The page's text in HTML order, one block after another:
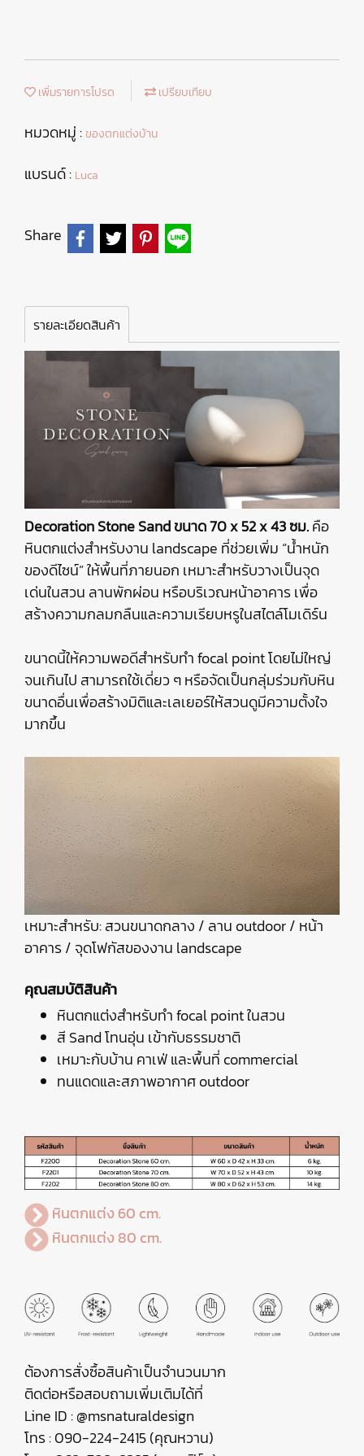
เพิ่มรายการโปรด เปรียบเทียบ
หมวดหมู่ :ของตกแต่งบ้าน
แบรนด์ : Luca
Share
รายละเอียดสินค้า
Decoration Stone Sand ขนาด 70 x 52 x 43 ซม.คือ
หินตกแต่งสำหรับงาน landscape ที่ช่วยเพิ่ม “น้ำหนัก
ของดีไซน์” ให้พื้นที่ภายนอก เหมาะสำหรับวางเป็นจุด
เด่นในสวน ลานพักผ่อน หรือบริเวณหน้าอาคาร เพื่อ
สร้างความกลมกลืนและความเรียบหรูในสไตล์โมเดิร์น
ขนาดนี้ให้ความพอดีสำหรับทำ focal point โดยไม่ใหญ่
จนเกินไป สามารถใช้เดี่ยว ๆ หรือจัดเป็นกลุ่มร่วมกับหิน
ขนาดอื่นเพื่อสร้างมิติและเลเยอร์ให้สวนดูมีความตั้งใจ
มากขึ้น
เหมาะสำหรับ: สวนขนาดกลาง / ลาน outdoor / หน้า
อาคาร / จุดโฟกัสของงาน landscape
คุณสมบัติสินค้า
หินตกแต่งสำหรับทำ focal point ในสวน
สี Sand โทนอุ่น เข้ากับธรรมชาติ
เหมาะกับบ้าน คาเฟ่ และพื้นที่ commercial
ทนแดดและสภาพอากาศ outdoor
หินตกแต่ง 60 cm.
หินตกแต่ง 80 cm.
ต้องการสั่งซื้อสินค้าเป็นจำนวนมาก
ติดต่อหรือสอบถามเพิ่มเติมได้ที่
Line ID : @msnaturaldesign
โทร : 090-224-2415 (คุณหวาน)